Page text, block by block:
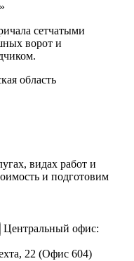
сетчатыми
ворот и
область
, видах работ и
и подготовим
Центральный офис:
22 (Офис 604)